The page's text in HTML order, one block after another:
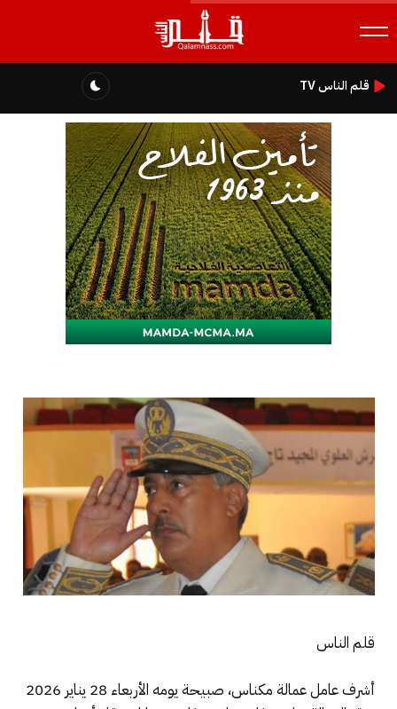
قلم الناس TV
قلم الناس
أشرف عامل عمالة مكناس، صبيحة يومه الأربعاء 28 يناير 2026